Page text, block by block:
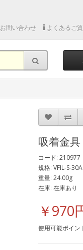
お問い合わせ よくあるご
吸着金具
コード: 210977
規格: VFIL-S-30A
重量: 24.00g
在庫: 在庫あり
￥970
使用可能ポイン